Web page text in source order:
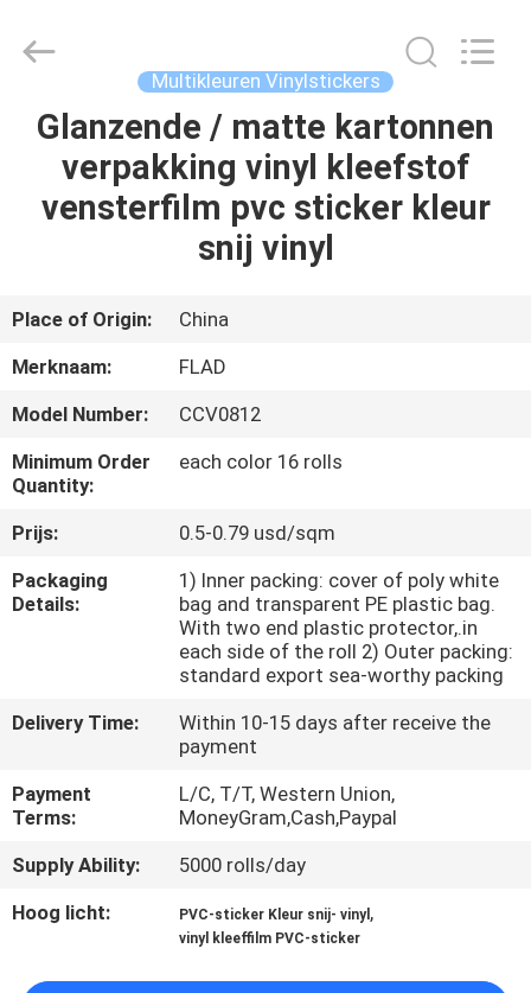
THUIS
PRODUCTEN
ONS
KWALITEITSCONTROLE
NEEM
CONTACT
OP
VRAAG
EEN
OFFERTE
Co.,Ltd.
Multikleuren Vinylstickers
Glanzende / matte kartonnen
verpakking vinyl kleefstof
vensterfilm pvc sticker kleur
snij vinyl
Place of Origin:
China
Merknaam:
FLAD
Model Number:
CCV0812
Minimum Order
Quantity:
each color 16 rolls
Prijs:
0.5-0.79 usd/sqm
Packaging
Details:
1) Inner packing: cover of poly white
bag and transparent PE plastic bag.
With two end plastic protector,.in
each side of the roll 2) Outer packing:
standard export sea-worthy packing
Delivery Time:
Within 10-15 days after receive the
payment
Payment
Terms:
L/C, T/T, Western Union,
MoneyGram,Cash,Paypal
Supply Ability:
5000 rolls/day
Hoog licht:
PVC-sticker Kleur snij- vinyl ,
vinyl kleeffilm PVC-sticker